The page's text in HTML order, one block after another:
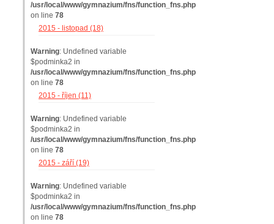
/usr/local/www/gymnazium/fns/function_fns.php
on line 78
2015 - listopad (18)
Warning: Undefined variable
$podminka2 in
/usr/local/www/gymnazium/fns/function_fns.php
on line 78
2015 - říjen (11)
Warning: Undefined variable
$podminka2 in
/usr/local/www/gymnazium/fns/function_fns.php
on line 78
2015 - září (19)
Warning: Undefined variable
$podminka2 in
/usr/local/www/gymnazium/fns/function_fns.php
on line 78